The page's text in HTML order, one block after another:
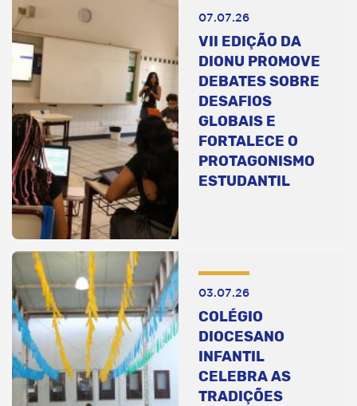
07.07.26
VII EDIÇÃO DA
DIONU PROMOVE
DEBATES SOBRE
DESAFIOS
GLOBAIS E
FORTALECE O
PROTAGONISMO
ESTUDANTIL
03.07.26
COLÉGIO
DIOCESANO
INFANTIL
CELEBRA AS
TRADIÇÕES